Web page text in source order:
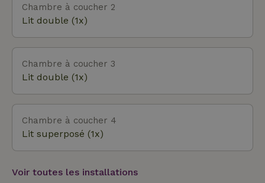
Chambre à coucher 2
Lit double (1x)
Chambre à coucher 3
Lit double (1x)
Chambre à coucher 4
Lit superposé (1x)
Voir toutes les installations